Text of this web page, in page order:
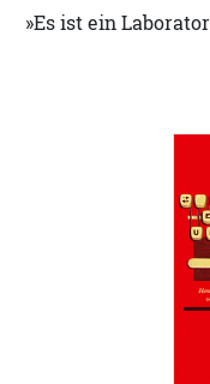
»Es ist ein